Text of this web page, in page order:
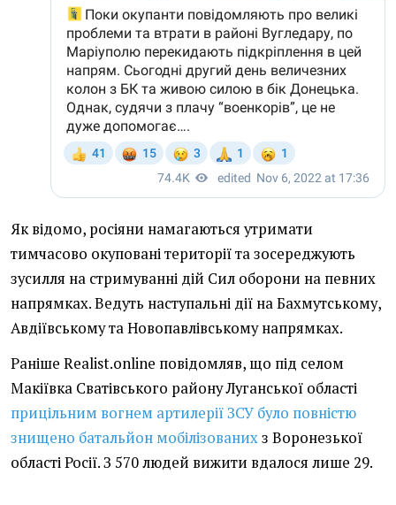
Як відомо, росіяни намагаються утримати
тимчасово окуповані території та зосереджують
зусилля на стримуванні дій Сил оборони на певних
напрямках. Ведуть наступальні дії на Бахмутському,
Авдіївському та Новопавлівському напрямках.
Раніше Realist.online повідомляв, що під селом
Макіївка Сватівського району Луганської області
прицільним вогнем артилерії ЗСУ було повністю
знищено батальйон мобілізованихз Воронезької
області Росії. З 570 людей вижити вдалося лише 29.